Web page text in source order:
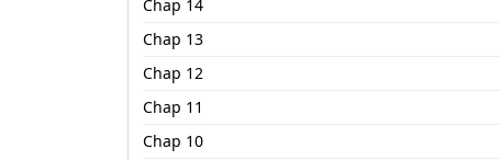
Chap 14
Chap 13
Chap 12
Chap 11
Chap 10